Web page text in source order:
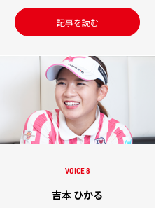
記事を読む
VOICE 8
吉本 ひかる